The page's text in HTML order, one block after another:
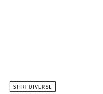
STIRI DIVERSE